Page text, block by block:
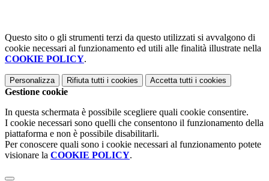
Questo sito o gli strumenti terzi da questo utilizzati si avvalgono di
cookie necessari al funzionamento ed utili alle finalità illustrate nella
COOKIE POLICY.
Personalizza Rifiuta tutti i cookies Accetta tutti i cookies
Gestione cookie
In questa schermata è possibile scegliere quali cookie consentire.
I cookie necessari sono quelli che consentono il funzionamento della
piattaforma e non è possibile disabilitarli.
Per conoscere quali sono i cookie necessari al funzionamento potete
visionare la COOKIE POLICY.